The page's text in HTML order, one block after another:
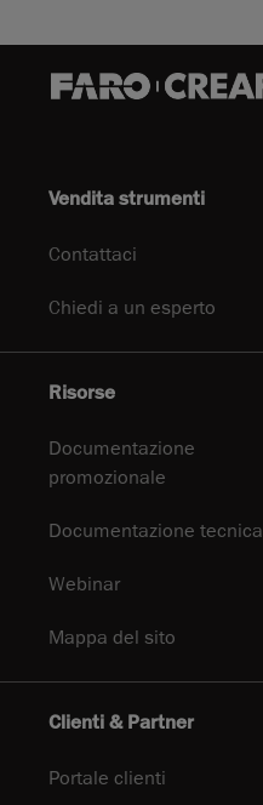
Vendita strumenti
Contattaci
Chiedi a un esperto
Risorse
Documentazione
promozionale
Documentazione tecnica
Webinar
Mappa del sito
Clienti & Partner
Portale clienti